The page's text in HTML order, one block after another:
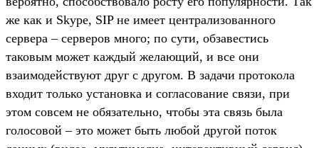
же как и Skype, SIP не имеет централизованного
сервера – серверов много; по сути, обзавестись
таковым может каждый желающий, и все они
взаимодействуют друг с другом. В задачи протокола
входит только установка и согласование связи, при
этом совсем не обязательно, чтобы эта связь была
голосовой – это может быть любой другой поток